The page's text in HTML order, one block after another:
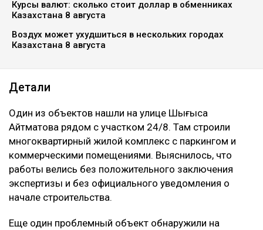
Курсы валют: сколько стоит доллар в обменниках
Казахстана 8 августа
Воздух может ухудшиться в нескольких городах
Казахстана 8 августа
Детали
Один из объектов нашли на улице Шыңғыса
Айтматова рядом с участком 24/8. Там строили
многоквартирный жилой комплекс с паркингом и
коммерческими помещениями. Выяснилось, что
работы велись без положительного заключения
экспертизы и без официального уведомления о
начале строительства.
Еще один проблемный объект обнаружили на